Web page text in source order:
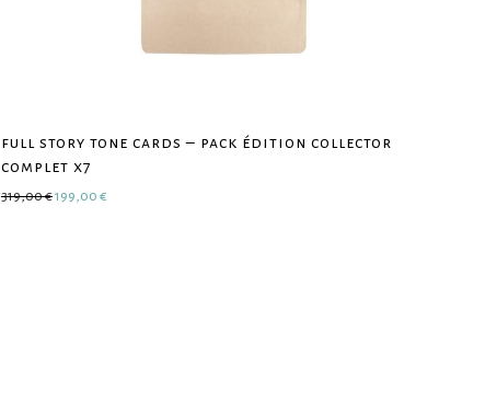
full story tone cards – pack édition collector
complet x7
319,00€Le prix initial était : 319,00 €.
199,00 €Le prix actuel est : 199,00 €.